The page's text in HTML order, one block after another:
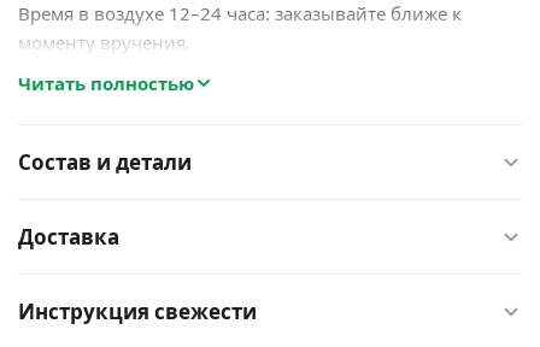
Время в воздухе 12–24 часа: заказывайте ближе к
моменту вручения.
Читать полностью
Состав и детали
Доставка
Инструкция свежести